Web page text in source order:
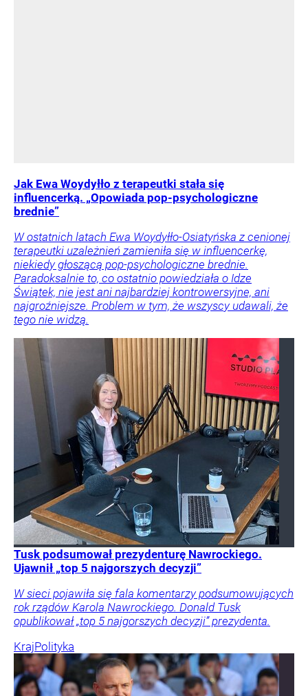
Jak Ewa Woydyłło z terapeutki stała się
influencerką. „Opowiada pop-psychologiczne
brednie”
W ostatnich latach Ewa Woydyłło-Osiatyńska z cenionej
terapeutki uzależnień zamieniła się w influencerkę,
niekiedy głoszącą pop-psychologiczne brednie.
Paradoksalnie to, co ostatnio powiedziała o Idze
Świątek, nie jest ani najbardziej kontrowersyjne, ani
najgroźniejsze. Problem w tym, że wszyscy udawali, że
tego nie widzą.
Tusk podsumował prezydenturę Nawrockiego.
Ujawnił „top 5 najgorszych decyzji”
W sieci pojawiła się fala komentarzy podsumowujących
rok rządów Karola Nawrockiego. Donald Tusk
opublikował „top 5 najgorszych decyzji” prezydenta.
KrajPolityka